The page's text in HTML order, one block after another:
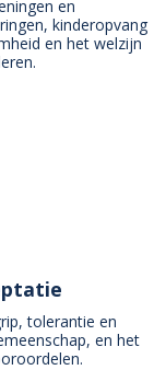
en
kinderopvang
en het welzijn
tolerantie en
en het